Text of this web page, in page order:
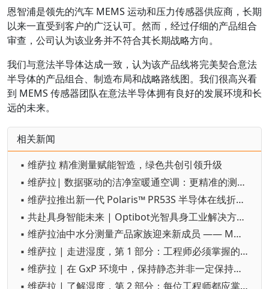
恩智浦是领先的汽车 MEMS 运动和压力传感器供应商，长期
以来一直受到客户的广泛认可。然而，经过仔细的产品组合
审查，公司认为该业务并不符合其长期战略方向。
我们与意法半导体达成一致，认为该产品线将完美契合意法
半导体的产品组合、制造布局和战略路线图。我们很高兴看
到 MEMS 传感器团队在意法半导体拥有良好的发展环境和长
远的未来。
相关新闻
▪ 维萨拉 精准测量赋能智造，绿色共创引领升级
▪ 维萨拉| 数据驱动的洁净室暖通空调：更精准的测量助力提高效率和合规性
▪ 维萨拉推出新一代 Polaris™ PR53S 半导体在线折光仪
▪ 共赴具身智能未来 | Optibot光智具身工业解决方案全新发布
▪ 维萨拉油中水分测量产品家族迎来新成员 —— MMT143
▪ 维萨拉 | 走进湿度，第 1 部分：工程师必须掌握的基础概念
▪ 维萨拉 | 在 GxP 环境中，保持静态并非一定保持受控
▪ 维萨拉 | 了解湿度，第 2 部分：每位工程师都应掌握的实用测量方法